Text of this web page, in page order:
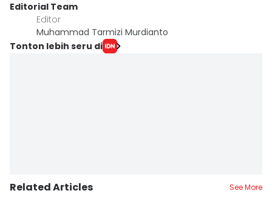
Editorial Team
Editor
Muhammad Tarmizi Murdianto
Tonton lebih seru di
Related Articles See More